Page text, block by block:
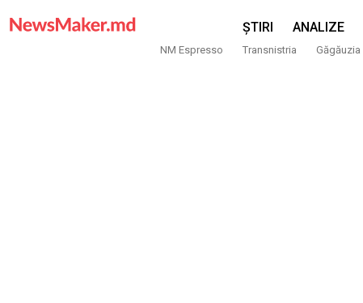
ȘTIRI ANALIZE
NM Espresso Transnistria Găgăuzia